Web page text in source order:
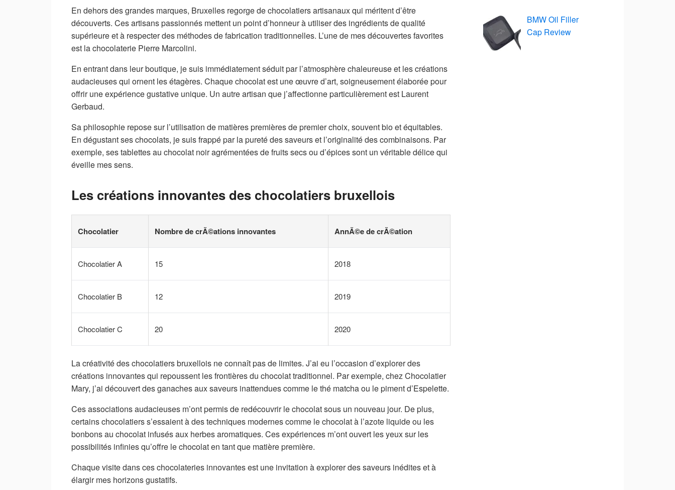
En dehors des grandes marques, Bruxelles regorge de chocolatiers artisanaux qui méritent d’être
découverts. Ces artisans passionnés mettent un point d’honneur à utiliser des ingrédients de qualité
supérieure et à respecter des méthodes de fabrication traditionnelles. L’une de mes découvertes favorites
est la chocolaterie Pierre Marcolini.
En entrant dans leur boutique, je suis immédiatement séduit par l’atmosphère chaleureuse et les créations
audacieuses qui ornent les étagères. Chaque chocolat est une œuvre d’art, soigneusement élaborée pour
offrir une expérience gustative unique. Un autre artisan que j’affectionne particulièrement est Laurent
Gerbaud.
Sa philosophie repose sur l’utilisation de matières premières de premier choix, souvent bio et équitables.
En dégustant ses chocolats, je suis frappé par la pureté des saveurs et l’originalité des combinaisons. Par
exemple, ses tablettes au chocolat noir agrémentées de fruits secs ou d’épices sont un véritable délice qui
éveille mes sens.
Les créations innovantes des chocolatiers bruxellois
Chocolatier Nombre de crÃ©ations innovantes AnnÃ©e de crÃ©ation
Chocolatier A 15 2018
Chocolatier B 12 2019
Chocolatier C 20 2020
La créativité des chocolatiers bruxellois ne connaît pas de limites. J’ai eu l’occasion d’explorer des
créations innovantes qui repoussent les frontières du chocolat traditionnel. Par exemple, chez Chocolatier
Mary, j’ai découvert des ganaches aux saveurs inattendues comme le thé matcha ou le piment d’Espelette.
Ces associations audacieuses m’ont permis de redécouvrir le chocolat sous un nouveau jour. De plus,
certains chocolatiers s’essaient à des techniques modernes comme le chocolat à l’azote liquide ou les
bonbons au chocolat infusés aux herbes aromatiques. Ces expériences m’ont ouvert les yeux sur les
possibilités infinies qu’offre le chocolat en tant que matière première.
Chaque visite dans ces chocolateries innovantes est une invitation à explorer des saveurs inédites et à
élargir mes horizons gustatifs.
BMW Oil Filler
Cap Review